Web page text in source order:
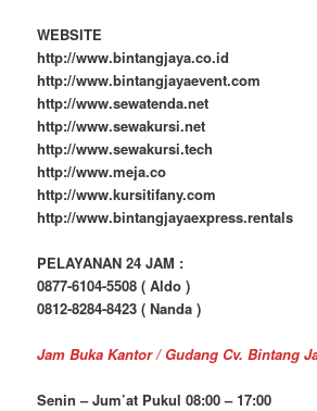
WEBSITE
http://www.bintangjaya.co.id
http://www.bintangjayaevent.com
http://www.sewatenda.net
http://www.sewakursi.net
http://www.sewakursi.tech
http://www.meja.co
http://www.kursitifany.com
http://www.bintangjayaexpress.rentals
PELAYANAN 24 JAM :
0877-6104-5508 ( Aldo )
0812-8284-8423 ( Nanda )
Jam Buka Kantor / Gudang Cv. Bintang
Senin – Jum’at Pukul 08:00 – 17:00